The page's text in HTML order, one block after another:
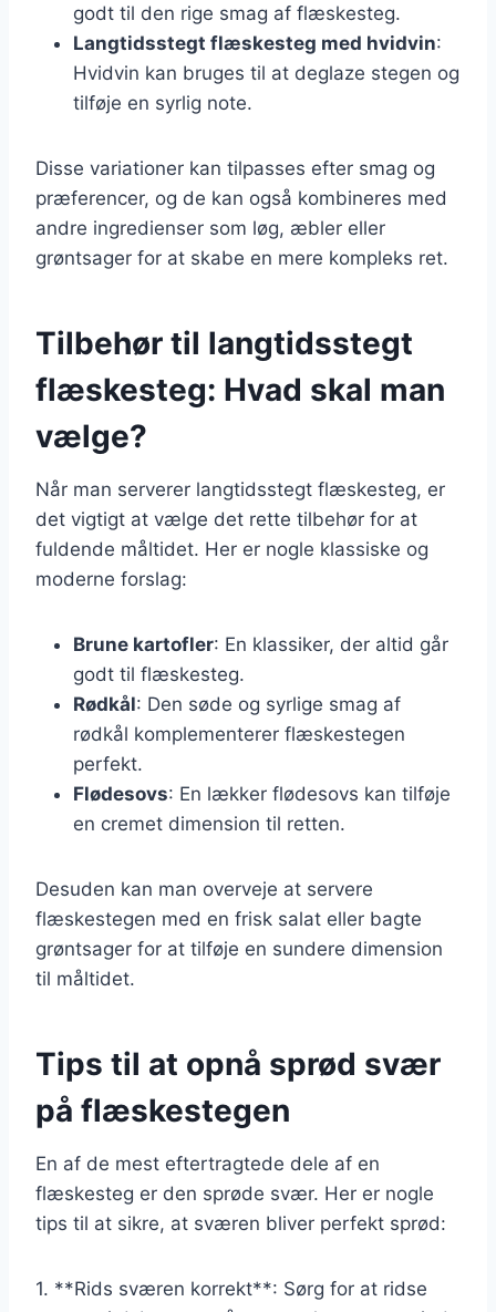
godt til den rige smag af flæskesteg.
Langtidsstegt flæskesteg med hvidvin:
Hvidvin kan bruges til at deglaze stegen og
tilføje en syrlig note.
Disse variationer kan tilpasses efter smag og
præferencer, og de kan også kombineres med
andre ingredienser som løg, æbler eller
grøntsager for at skabe en mere kompleks ret.
Tilbehør til langtidsstegt
flæskesteg: Hvad skal man
vælge?
Når man serverer langtidsstegt flæskesteg, er
det vigtigt at vælge det rette tilbehør for at
fuldende måltidet. Her er nogle klassiske og
moderne forslag:
Brune kartofler: En klassiker, der altid går
godt til flæskesteg.
Rødkål: Den søde og syrlige smag af
rødkål komplementerer flæskestegen
perfekt.
Flødesovs: En lækker flødesovs kan tilføje
en cremet dimension til retten.
Desuden kan man overveje at servere
flæskestegen med en frisk salat eller bagte
grøntsager for at tilføje en sundere dimension
til måltidet.
Tips til at opnå sprød svær
på flæskestegen
En af de mest eftertragtede dele af en
flæskesteg er den sprøde svær. Her er nogle
tips til at sikre, at sværen bliver perfekt sprød:
1. **Rids sværen korrekt**: Sørg for at ridse